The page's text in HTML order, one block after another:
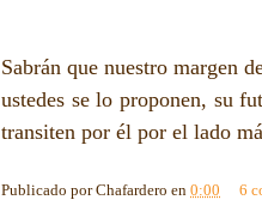
Sabrán que nuestro margen
ustedes se lo proponen, su
transiten por él por el lado
Publicado porChafardero en 0:00
6